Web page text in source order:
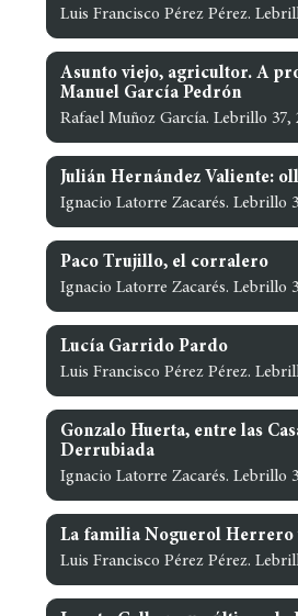
Luis Francisco Pérez Pérez.
Asunto viejo, agricultor. A
Manuel García Pedrón
Rafael Muñoz García. Lebrillo 37,
Julián Hernández Valiente:
Ignacio Latorre Zacarés. Lebrillo
Paco Trujillo, el corralero
Ignacio Latorre Zacarés. Lebrillo
Lucía Garrido Pardo
Luis Francisco Pérez Pérez.
Gonzalo Huerta, entre las
Derrubiada
Ignacio Latorre Zacarés. Lebrillo
La familia Noguerol Herrero
Luis Francisco Pérez Pérez.